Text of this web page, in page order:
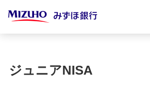
預金
ジュニアNISA